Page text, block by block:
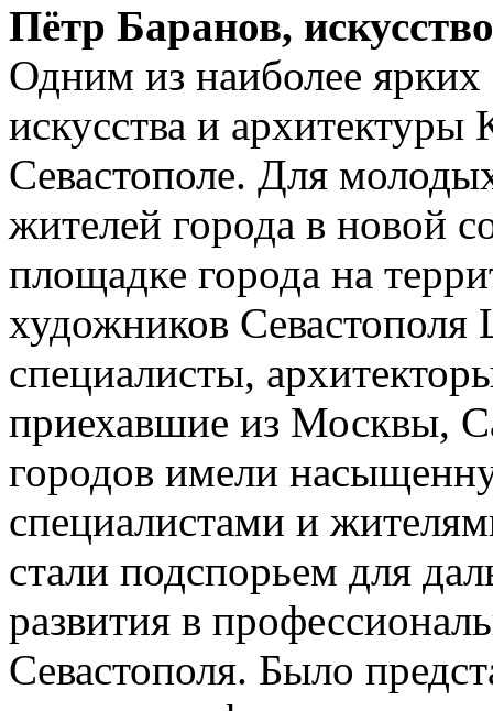
Пётр Баранов,
Одним из наиболее
искусства и
Севастополе. Для
жителей города в новой
площадке города на
художников
специалисты,
приехавшие из Москвы,
городов имели
специалистами и
стали подспорьем для
развития в
Севастополя. Было